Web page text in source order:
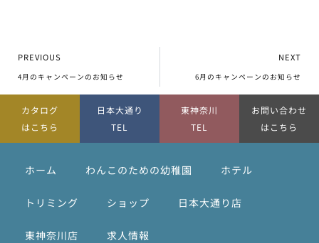
PREVIOUS
4月のキャンペーンのお知らせ
NEXT
6月のキャンペーンのお知らせ
カタログ
はこちら
日本大通り
TEL
東神奈川
TEL
お問い合わせ
はこちら
ホーム わんこのための幼稚園 ホテル
トリミング ショップ 日本大通り店
東神奈川店 求人情報